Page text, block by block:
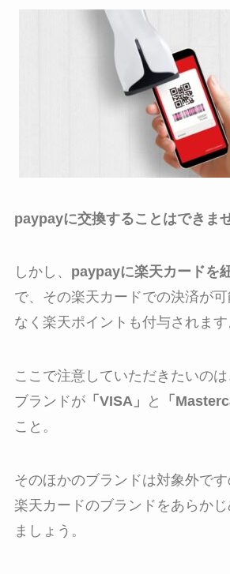
paypayに交換することはできませ
しかし、 paypayに楽天カードを
で、その楽天カードでの決済が
なく楽天ポイントも付与されます
ここで注意していただきたいの
ブランドが「VISA」 と 「
こと。
そのほかのブランドは対象外で
楽天カードのブランドをあらか
ましょう。